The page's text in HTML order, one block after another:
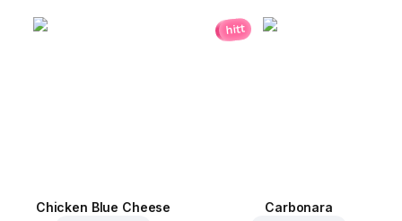
Chicken Blue Cheese
hitt
Carbonara